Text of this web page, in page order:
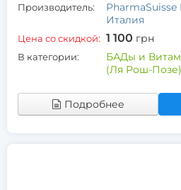
Производитель:
PharmaSuisse
Италия
Цена со скидкой: 1 100 грн
В категории: БАДы и
(Ля Рош-Позе)
Подробнее